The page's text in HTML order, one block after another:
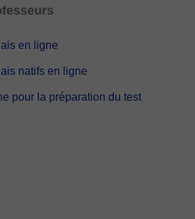
en ligne
natifs en ligne
pour la préparation du test